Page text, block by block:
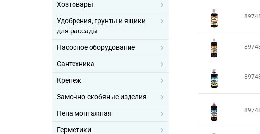
Хозтовары
Удобрения, грунты и ящики
для рассады
Насосное оборудование
Сантехника
Крепеж
Замочно-скобяные изделия
Пена монтажная
Герметики